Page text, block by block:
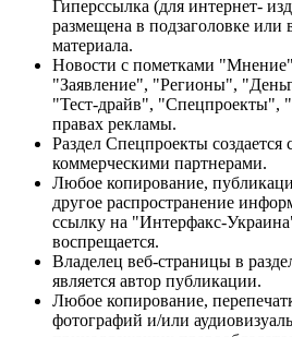
Гиперссылка (для интернет-
размещена в подзаголовке или
материала.
Новости с пометками
"Заявление", "Регионы",
"Тест-драйв", "Спецпроекты",
правах рекламы.
Раздел Спецпроекты создается
коммерческими партнерами.
Любое копирование,
другое распространение
ссылку на "Интерфакс-
воспрещается.
Владелец веб-страницы в
является автор публикации.
Любое копирование,
фотографий и/или